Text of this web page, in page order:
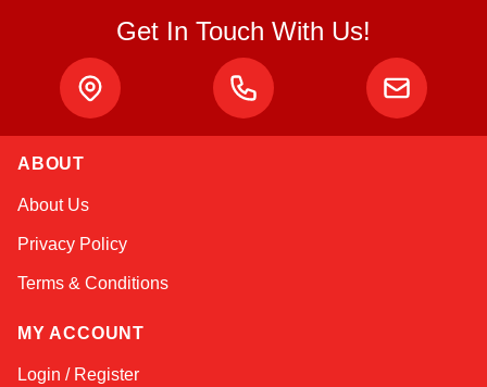
Get In Touch With Us!
ABOUT
About Us
Privacy Policy
Terms & Conditions
MY ACCOUNT
Login / Register